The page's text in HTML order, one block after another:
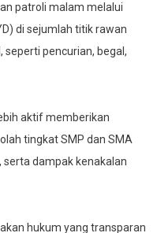
patroli malam melalui
di sejumlah titik rawan
pencurian, begal,
aktif memberikan
tingkat SMP dan SMA
serta dampak kenakalan
hukum yang transparan